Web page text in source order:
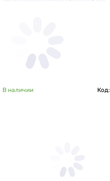
В наличии